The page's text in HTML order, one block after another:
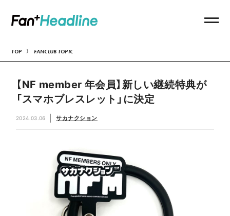
TOP FANCLUB TOPIC
【NF member 年会員】新しい継続特典が
「スマホブレスレット」に決定
2024.03.06 サカナクション